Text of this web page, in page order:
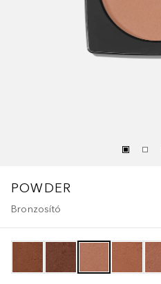
POWDER
Bronzosító